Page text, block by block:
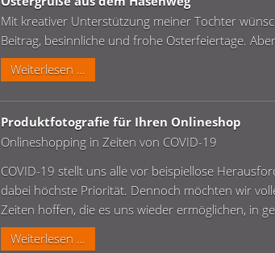
die
Leopoldshöher
Nachrichten
Mit kreativer Unterstützung meiner Tochter
Beitrag, besinnliche und frohe Osterfeiertage.
Weiterlesen …
Hasenweg
Produktfotografie für Ihren Onlineshop
Onlineshopping in Zeiten von COVID-19
COVID-19 stellt uns alle vor beispiellose
dabei höchste Priorität. Dennoch möchten wir
Zeiten hoffen, die es uns wieder ermöglichen, in
Weiterlesen …